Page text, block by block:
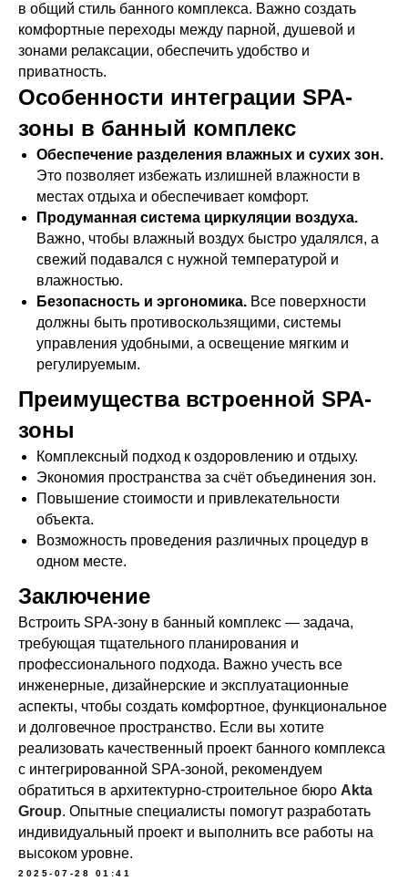
в общий стиль банного комплекса. Важно создать
комфортные переходы между парной, душевой и
зонами релаксации, обеспечить удобство и
приватность.
Особенности интеграции SPA-
зоны в банный комплекс
Обеспечение разделения влажных и сухих зон.
Это позволяет избежать излишней влажности в
местах отдыха и обеспечивает комфорт.
Продуманная система циркуляции воздуха.
Важно, чтобы влажный воздух быстро удалялся, а
свежий подавался с нужной температурой и
влажностью.
Безопасность и эргономика. Все поверхности
должны быть противоскользящими, системы
управления удобными, а освещение мягким и
регулируемым.
Преимущества встроенной SPA-
зоны
Комплексный подход к оздоровлению и отдыху.
Экономия пространства за счёт объединения зон.
Повышение стоимости и привлекательности
объекта.
Возможность проведения различных процедур в
одном месте.
Заключение
Встроить SPA-зону в банный комплекс — задача,
требующая тщательного планирования и
профессионального подхода. Важно учесть все
инженерные, дизайнерские и эксплуатационные
аспекты, чтобы создать комфортное, функциональное
и долговечное пространство. Если вы хотите
реализовать качественный проект банного комплекса
с интегрированной SPA-зоной, рекомендуем
обратиться в архитектурно-строительное бюро Akta
Group. Опытные специалисты помогут разработать
индивидуальный проект и выполнить все работы на
высоком уровне.
2025-07-28 01:41